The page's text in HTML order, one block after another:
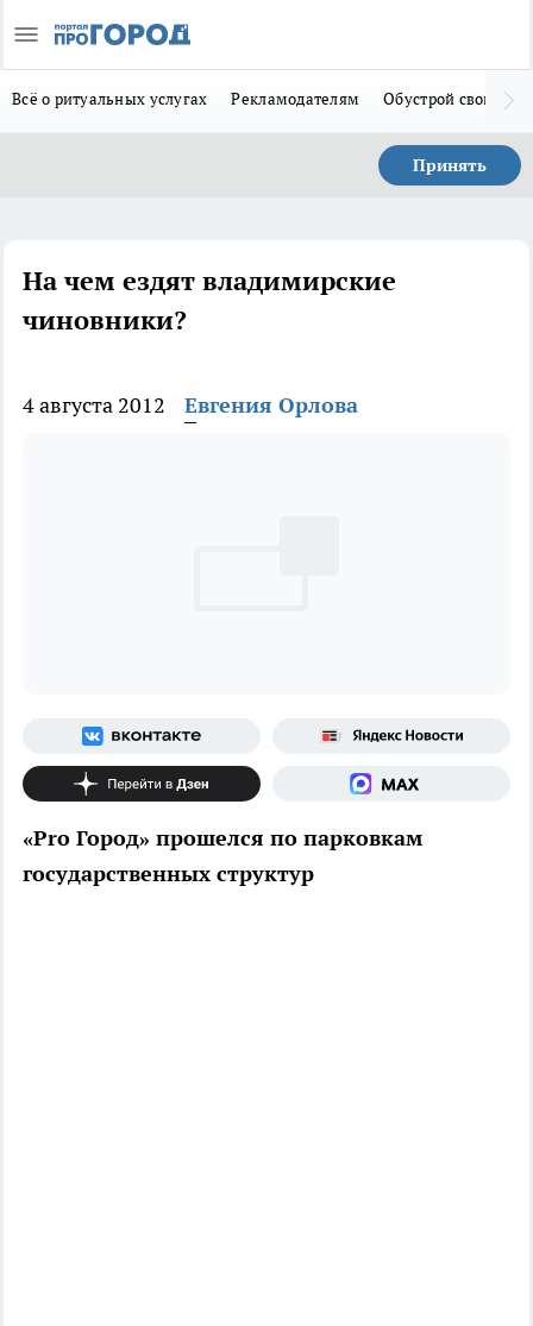
Всё о ритуальных услугах Рекламодателям Обустрой свой дом
Принять
На чем ездят владимирские
чиновники?
4 августа 2012 Евгения Орлова
«Pro Город» прошелся по парковкам
государственных структур